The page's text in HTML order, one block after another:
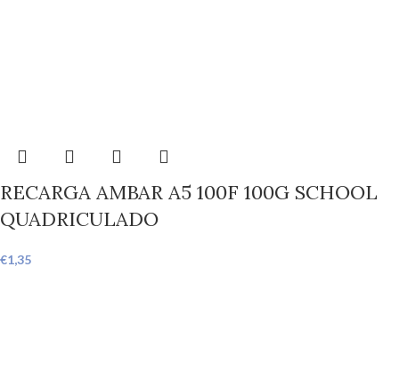
RECARGA AMBAR A5 100F 100G SCHOOL
QUADRICULADO
€1,35